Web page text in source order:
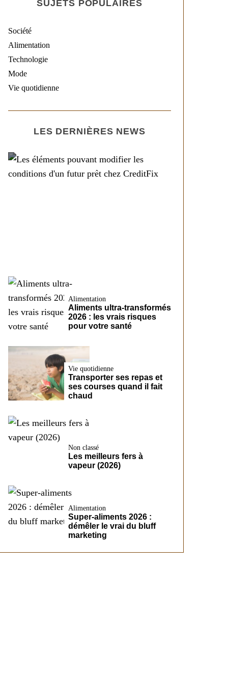
SUJETS POPULAIRES
Société
Alimentation
Technologie
Mode
Vie quotidienne
LES DERNIÈRES NEWS
Société
Alimentation
Aliments ultra-transformés
2026 : les vrais risques
pour votre santé
Vie quotidienne
Transporter ses repas et
ses courses quand il fait
chaud
Non classé
Les meilleurs fers à
vapeur (2026)
Alimentation
Super-aliments 2026 :
démêler le vrai du bluff
marketing